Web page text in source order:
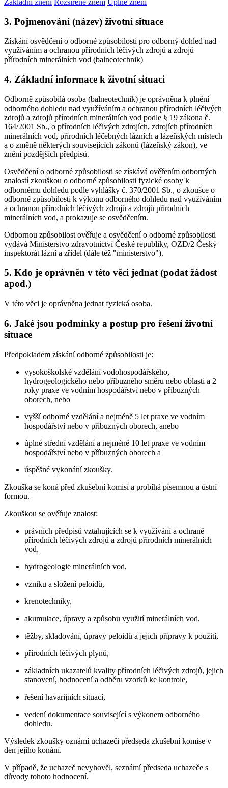
3. Pojmenování (název) životní situace
Získání osvědčení o odborné způsobilosti pro odborný dohled nad
využíváním a ochranou přírodních léčivých zdrojů a zdrojů
přírodních minerálních vod (balneotechnik)
4. Základní informace k životní situaci
Odborně způsobilá osoba (balneotechnik) je oprávněna k plnění
odborného dohledu nad využíváním a ochranou přírodních léčivých
zdrojů a zdrojů přírodních minerálních vod podle § 19 zákona č.
164/2001 Sb., o přírodních léčivých zdrojích, zdrojích přírodních
minerálních vod, přírodních léčebných lázních a lázeňských místech
a o změně některých souvisejících zákonů (lázeňský zákon), ve
znění pozdějších předpisů.
Osvědčení o odborné způsobilosti se získává ověřením odborných
znalostí zkouškou o odborné způsobilosti fyzické osoby k
odbornému dohledu podle vyhlášky č. 370/2001 Sb., o zkoušce o
odborné způsobilosti k výkonu odborného dohledu nad využíváním
a ochranou přírodních léčivých zdrojů a zdrojů přírodních
minerálních vod, a prokazuje se osvědčením.
Odbornou způsobilost ověřuje a osvědčení o odborné způsobilosti
vydává Ministerstvo zdravotnictví České republiky, OZD/2 Český
inspektorát lázní a zřídel (dále též "ministerstvo").
5. Kdo je oprávněn v této věci jednat (podat žádost
apod.)
V této věci je oprávněna jednat fyzická osoba.
6. Jaké jsou podmínky a postup pro řešení životní
situace
Předpokladem získání odborné způsobilosti je:
vysokoškolské vzdělání vodohospodářského,
hydrogeologického nebo příbuzného směru nebo oblasti a 2
roky praxe ve vodním hospodářství nebo v příbuzných
oborech, nebo
vyšší odborné vzdělání a nejméně 5 let praxe ve vodním
hospodářství nebo v příbuzných oborech, anebo
úplné střední vzdělání a nejméně 10 let praxe ve vodním
hospodářství nebo v příbuzných oborech a
úspěšné vykonání zkoušky.
Zkouška se koná před zkušební komisí a probíhá písemnou a ústní
formou.
Zkouškou se ověřuje znalost:
právních předpisů vztahujících se k využívání a ochraně
přírodních léčivých zdrojů a zdrojů přírodních minerálních
vod,
hydrogeologie minerálních vod,
vzniku a složení peloidů,
krenotechniky,
akumulace, úpravy a způsobu využití minerálních vod,
těžby, skladování, úpravy peloidů a jejich přípravy k použití,
přírodních léčivých plynů,
základních ukazatelů kvality přírodních léčivých zdrojů, jejich
stanovení, hodnocení a odběru vzorků ke kontrole,
řešení havarijních situací,
vedení dokumentace související s výkonem odborného
dohledu.
Výsledek zkoušky oznámí uchazeči předseda zkušební komise v
den jejího konání.
V případě, že uchazeč nevyhověl, seznámí předseda uchazeče s
důvody tohoto hodnocení.